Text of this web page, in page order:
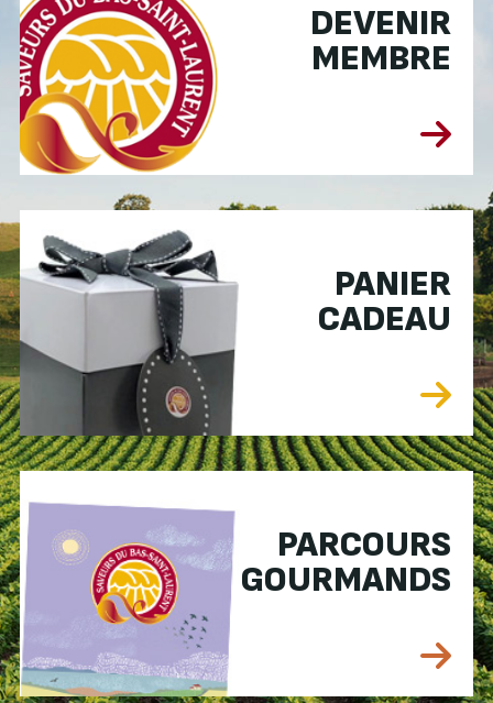
DEVENIR
MEMBRE
PANIER
CADEAU
PARCOURS
GOURMANDS